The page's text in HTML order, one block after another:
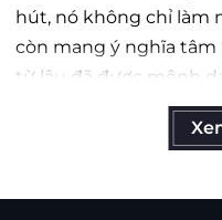
hút, nó không chỉ làm
còn mang ý nghĩa tâm
từ lâu đã được mệnh
tâm linh”, tượng trưng
và cân bằng cảm xúc.